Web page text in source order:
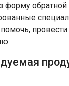
форму обратной